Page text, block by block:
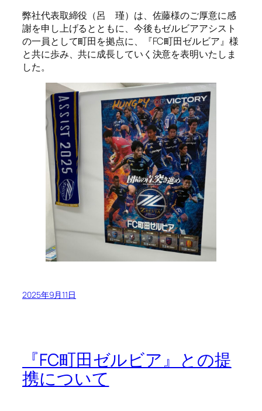
弊社代表取締役（呂 瑾）は、佐藤様のご厚意に感
謝を申し上げるとともに、今後もゼルビアアシスト
の一員として町田を拠点に、『FC町田ゼルビア』様
と共に歩み、共に成長していく決意を表明いたしま
した。
2025年9月11日
『FC町田ゼルビア』との提
携について